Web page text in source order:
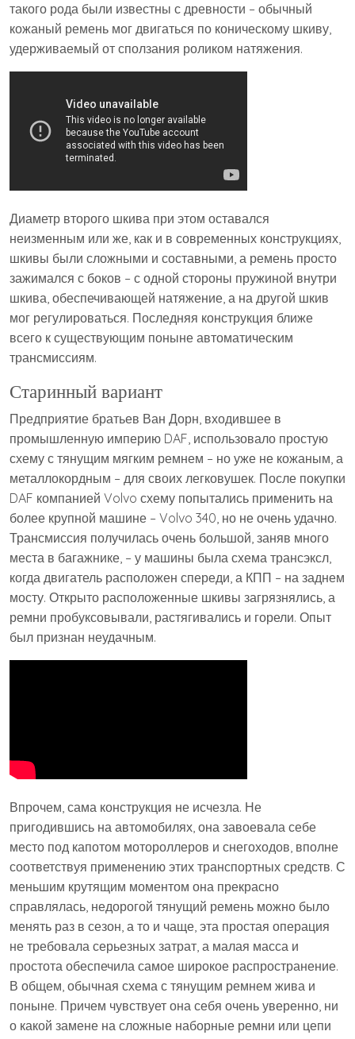
такого рода были известны с древности – обычный
кожаный ремень мог двигаться по коническому шкиву,
удерживаемый от сползания роликом натяжения.
Диаметр второго шкива при этом оставался
неизменным или же, как и в современных конструкциях,
шкивы были сложными и составными, а ремень просто
зажимался с боков – с одной стороны пружиной внутри
шкива, обеспечивающей натяжение, а на другой шкив
мог регулироваться. Последняя конструкция ближе
всего к существующим поныне автоматическим
трансмиссиям.
Старинный вариант
Предприятие братьев Ван Дорн, входившее в
промышленную империю DAF, использовало простую
схему с тянущим мягким ремнем – но уже не кожаным, а
металлокордным – для своих легковушек. После покупки
DAF компанией Volvo схему попытались применить на
более крупной машине – Volvo 340, но не очень удачно.
Трансмиссия получилась очень большой, заняв много
места в багажнике, – у машины была схема трансэксл,
когда двигатель расположен спереди, а КПП – на заднем
мосту. Открыто расположенные шкивы загрязнялись, а
ремни пробуксовывали, растягивались и горели. Опыт
был признан неудачным.
Впрочем, сама конструкция не исчезла. Не
пригодившись на автомобилях, она завоевала себе
место под капотом мотороллеров и снегоходов, вполне
соответствуя применению этих транспортных средств. С
меньшим крутящим моментом она прекрасно
справлялась, недорогой тянущий ремень можно было
менять раз в сезон, а то и чаще, эта простая операция
не требовала серьезных затрат, а малая масса и
простота обеспечила самое широкое распространение.
В общем, обычная схема с тянущим ремнем жива и
поныне. Причем чувствует она себя очень уверенно, ни
о какой замене на сложные наборные ремни или цепи